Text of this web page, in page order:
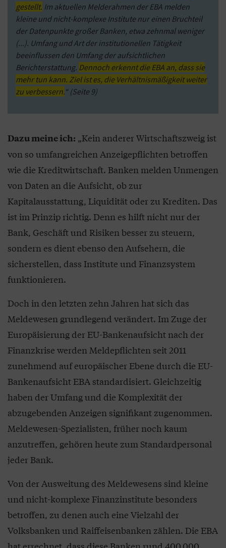
gestellt. Im aktuellen Melderahmen der EBA melden
kleine und nicht-komplexe Institute nur einen Bruchteil
der Datenpunkte großer Banken, etwa zehnmal weniger
(...). Umfang und Art der institutionellen Tätigkeit
beeinflussen den Umfang der aufsichtlichen
Berichterstattung. Dennoch erkennt die EBA an, dass sie
mehr tun kann. Ziel ist es, die Verhältnismäßigkeit weiter
zu verbessern.“ (Seite 9)
Dazu meine ich: „Kein anderer Wirtschaftszweig ist
von so umfangreichen Anzeigepflichten betroffen
wie die Kreditwirtschaft. Banken melden Unmengen
von Daten an die Aufsicht, ob zur
Kapitalausstattung, Liquidität oder zu Krediten. Das
ist im Prinzip richtig. Denn es hilft nicht nur der
Bank, Geschäft und Risiken besser zu steuern,
sondern es dient ebenso den Aufsehern, die
sicherstellen, dass Institute und Finanzsystem
funktionieren.
Doch in den letzten zehn Jahren hat sich das
Meldewesen grundlegend verändert. Im Zuge der
Europäisierung der EU-Bankenaufsicht nach der
Finanzkrise werden Meldepflichten seit 2011
zunehmend auf europäischer Ebene durch die EU-
Bankenaufsicht EBA standardisiert. Gleichzeitig
haben der Umfang und die Komplexität der
abzugebenden Anzeigen signifikant zugenommen.
Meldewesen-Spezialisten, früher noch kaum
anzutreffen, gehören heute zum Standardpersonal
jeder Bank.
Von der Ausweitung des Meldewesens sind kleine
und nicht-komplexe Finanzinstitute besonders
betroffen, zu denen auch eine Vielzahl der
Volksbanken und Raiffeisenbanken zählen. Die EBA